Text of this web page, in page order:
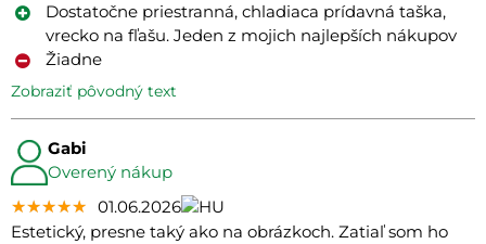
Dostatočne priestranná, chladiaca prídavná taška,
vrecko na fľašu. Jeden z mojich najlepších nákupov
Žiadne
zobraziť pôvodný text
Gabi
Overený nákup
★★★★★
★★★★★
★★★★★ 01.06.2026
Estetický, presne taký ako na obrázkoch. Zatiaľ som ho